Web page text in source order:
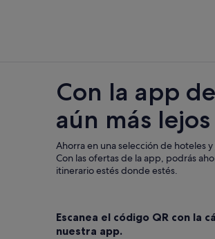
H10
Villas
Con la app
aún más lejos
Ahorra en una selección de hoteles
Con las ofertas de la app, podrás
itinerario estés donde estés.
Escanea el código QR con la
nuestra app.